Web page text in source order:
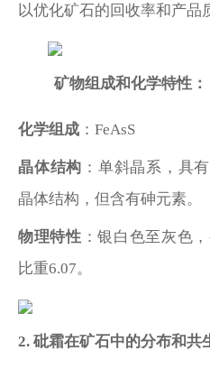
以优化矿石的回收率和产品
矿物组成和化学特性：
化学组成 ： FeAsS
晶体结构 ：单斜晶系，具
晶体结构，但含有砷元素。
物理特性 ：银白色至灰色
比重6.07。
2. 砒霜在矿石中的分布和共